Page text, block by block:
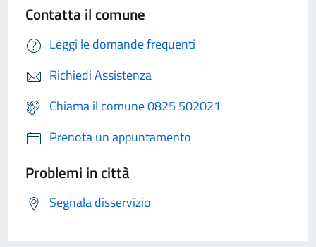
Contatta il comune
Leggi le domande frequenti
Richiedi Assistenza
Chiama il comune 0825 502021
Prenota un appuntamento
Problemi in città
Segnala disservizio